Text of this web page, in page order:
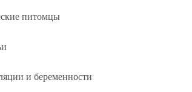
питомцы
и беременности